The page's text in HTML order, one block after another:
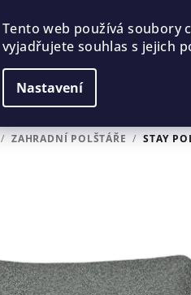
Tento web používá soubory
vyjadřujete souhlas s jejich
Nastavení
/ ZAHRADNÍ POLŠTÁŘE / STAY